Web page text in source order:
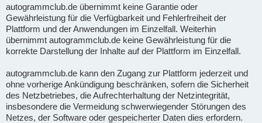
autogrammclub.de übernimmt keine Garantie oder
Gewährleistung für die Verfügbarkeit und Fehlerfreiheit der
Plattform und der Anwendungen im Einzelfall. Weiterhin
übernimmt autogrammclub.de keine Gewährleistung für die
korrekte Darstellung der Inhalte auf der Plattform im Einzelfall.
autogrammclub.de kann den Zugang zur Plattform jederzeit und
ohne vorherige Ankündigung beschränken, sofern die Sicherheit
des Netzbetriebes, die Aufrechterhaltung der Netzintegrität,
insbesondere die Vermeidung schwerwiegender Störungen des
Netzes, der Software oder gespeicherter Daten dies erfordern.